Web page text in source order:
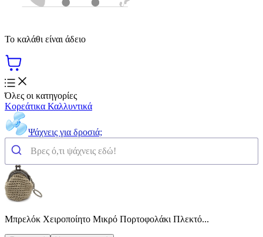
Το καλάθι είναι άδειο
Όλες οι κατηγορίες
Κορεάτικα Καλλυντικά
Ψάχνεις για δροσιά;
Μπρελόκ Χειροποίητο Μικρό Πορτοφολάκι Πλεκτό...